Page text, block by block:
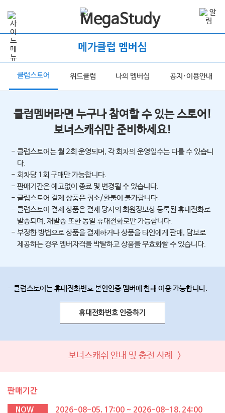
메가클럽 멤버십
클럽스토어 위드클럽 나의 멤버십 공지·이용안내
클럽멤버라면 누구나 참여할 수 있는 스토어!
보너스캐쉬만 준비하세요!
- 클럽스토어는 월 2회 운영되며, 각 회차의 운영일수는 다를 수 있습니
다.
- 회차당 1회 구매만 가능합니다.
- 판매기간은 예고없이 종료 및 변경될 수 있습니다.
- 클럽스토어 결제 상품은 취소/환불이 불가합니다.
- 클럽스토어 결제 상품은 결제 당시의 회원정보상 등록된 휴대전화로
발송되며, 재발송 또한 동일 휴대전화로만 가능합니다.
- 부정한 방법으로 상품을 결제하거나 상품을 타인에게 판매, 담보로
제공하는 경우 멤버자격을 박탈하고 상품을 무효화할 수 있습니다.
- 클럽스토어는 휴대전화번호 본인인증 멤버에 한해 이용 가능합니다.
휴대전화번호 인증하기
보너스캐쉬 안내 및 충전 사례 >
판매기간
NOW 2026-08-05, 17:00 ~ 2026-08-18, 24:00